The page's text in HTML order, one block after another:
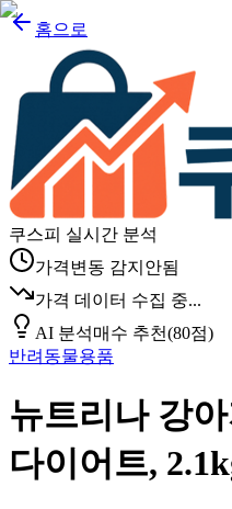
홈으로
쿠스피 실시간 분석
가격변동 감지안됨
가격 데이터 수집 중...
AI 분석매수 추천(80점)
반려동물용품
뉴트리나 강
다이어트,